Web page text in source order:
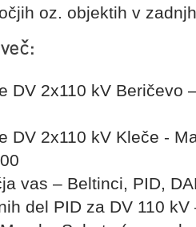
oz. objektih v
DV 2x110 kV Beričevo
DV 2x110 kV Kleče -
vas – Beltinci, PID,
del PID za DV 110